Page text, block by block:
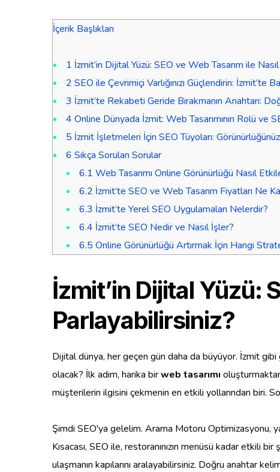
İçerik Başlıkları
1 İzmit’in Dijital Yüzü: SEO ve Web Tasarım ile
2 SEO ile Çevrimiçi Varlığınızı Güçlendirin: İzmit’te
3 İzmit’te Rekabeti Geride Bırakmanın Anahtarı:
4 Online Dünyada İzmit: Web Tasarımının Rolü ve
5 İzmit İşletmeleri İçin SEO Tüyoları:
6 Sıkça Sorulan Sorular
6.1 Web Tasarımı Online Görünürlüğü Nasıl
6.2 İzmit’te SEO ve Web Tasarım Fiyatları Ne
6.3 İzmit’te Yerel SEO Uygulamaları Nelerdir?
6.4 İzmit’te SEO Nedir ve Nasıl İşler?
6.5 Online Görünürlüğü Artırmak İçin Hangi
İzmit’in Dijital Yüzü:
Parlayabilirsiniz?
Dijital dünya, her geçen gün daha da büyüyor. İzmit gibi
olacak? İlk adım, harika birweb tasarımı
müşterilerin ilgisini çekmenin en etkili yollarından biri.
Şimdi SEO'ya gelelim. Arama Motoru Optimizasyonu,
Kısacası, SEO ile, restoranınızın menüsü kadar
ulaşmanın kapılarını aralayabilirsiniz. Doğru anahtar